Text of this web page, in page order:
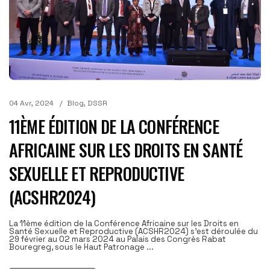
04 Avr, 2024 Blog, DSSR
11ÈME ÉDITION DE LA CONFÉRENCE
AFRICAINE SUR LES DROITS EN SANTÉ
SEXUELLE ET REPRODUCTIVE
(ACSHR2024)
La 11ème édition de la Conférence Africaine sur les Droits en
Santé Sexuelle et Reproductive (ACSHR2024) s'est déroulée du
29 février au 02 mars 2024 au Palais des Congrès Rabat
Bouregreg, sous le Haut Patronage ...